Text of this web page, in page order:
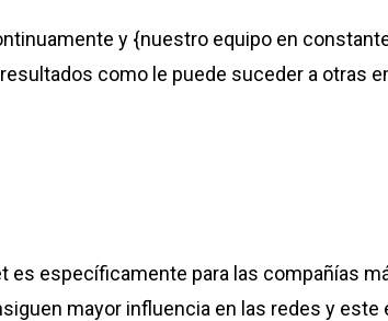
y {nuestro equipo en
como le puede suceder a otras
es específicamente para las compañías
mayor influencia en las redes y